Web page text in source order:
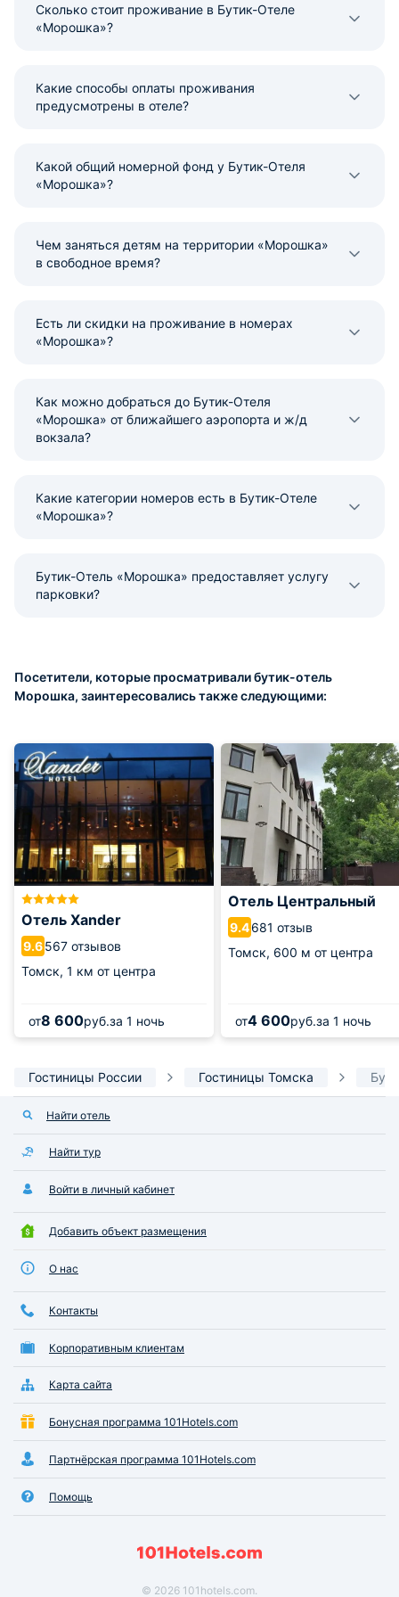
Сколько стоит проживание в Бутик-Отеле
«Морошка»?
Какие способы оплаты проживания
предусмотрены в отеле?
Какой общий номерной фонд у Бутик-Отеля
«Морошка»?
Чем заняться детям на территории «Морошка»
в свободное время?
Есть ли скидки на проживание в номерах
«Морошка»?
Как можно добраться до Бутик-Отеля
«Морошка» от ближайшего аэропорта и ж/д
вокзала?
Какие категории номеров есть в Бутик-Отеле
«Морошка»?
Бутик-Отель «Морошка» предоставляет услугу
парковки?
Посетители, которые просматривали бутик-отель
Морошка, заинтересовались также следующими:
Отель Xander
9.6567 отзывов
Томск, 1 км от центра
от8 600руб.за 1 ночь
Отель Центральный
9.4681 отзыв
Томск, 600 м от центра
от4 600руб.за 1 ночь
Гостиницы России Гостиницы Томска
Найти отель
Найти тур
Войти в личный кабинет
Добавить объект размещения
О нас
Контакты
Корпоративным клиентам
Карта сайта
Бонусная программа 101Hotels.com
Партнёрская программа 101Hotels.com
Помощь
© 2026 101hotels.com.